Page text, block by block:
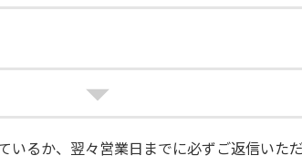
いるか、翌々営業日までに必ずご返信いた